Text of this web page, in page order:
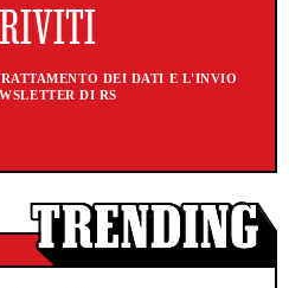
DEI DATI E L'INVIO
DI RS